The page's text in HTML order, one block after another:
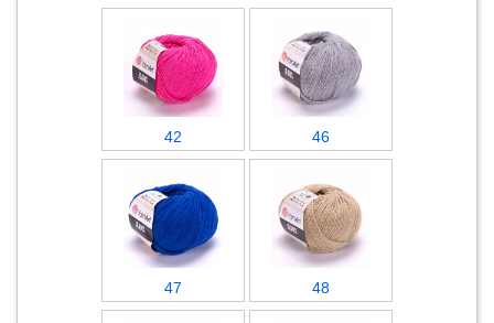
42 46
47 48